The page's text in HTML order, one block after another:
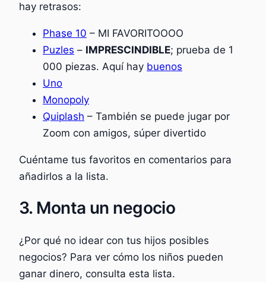
hay retrasos:
Phase 10 – MI FAVORITOOOO
Puzles – IMPRESCINDIBLE; prueba de 1
000 piezas. Aquí hay buenos
Uno
Monopoly
Quiplash – También se puede jugar por
Zoom con amigos, súper divertido
Cuéntame tus favoritos en comentarios para
añadirlos a la lista.
3. Monta un negocio
¿Por qué no idear con tus hijos posibles
negocios? Para ver cómo los niños pueden
ganar dinero, consulta esta lista.